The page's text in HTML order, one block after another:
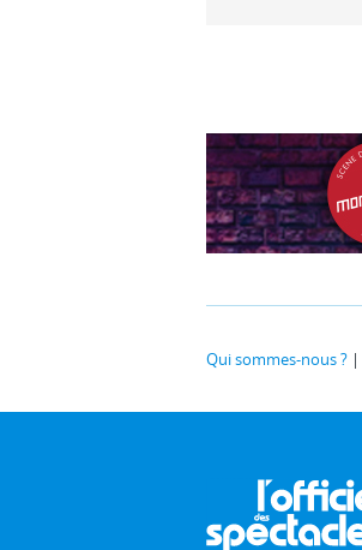
Qui sommes-nous ?